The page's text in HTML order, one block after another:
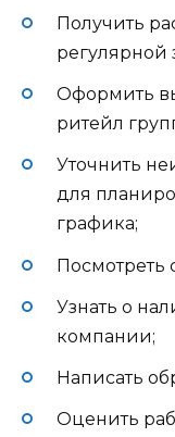
Получить
регулярной
Оформить
ритейл
Уточнить
для
графика;
Посмотреть
Узнать о
компании;
Написать
Оценить